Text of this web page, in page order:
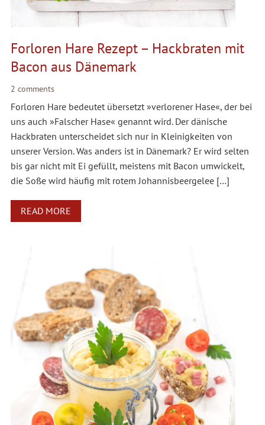
Forloren Hare Rezept – Hackbraten mit
Bacon aus Dänemark
2 comments
Forloren Hare bedeutet übersetzt »verlorener Hase«, der bei
uns auch »Falscher Hase« genannt wird. Der dänische
Hackbraten unterscheidet sich nur in Kleinigkeiten von
unserer Version. Was anders ist in Dänemark? Er wird selten
bis gar nicht mit Ei gefüllt, meistens mit Bacon umwickelt,
die Soße wird häufig mit rotem Johannisbeergelee […]
READ MORE